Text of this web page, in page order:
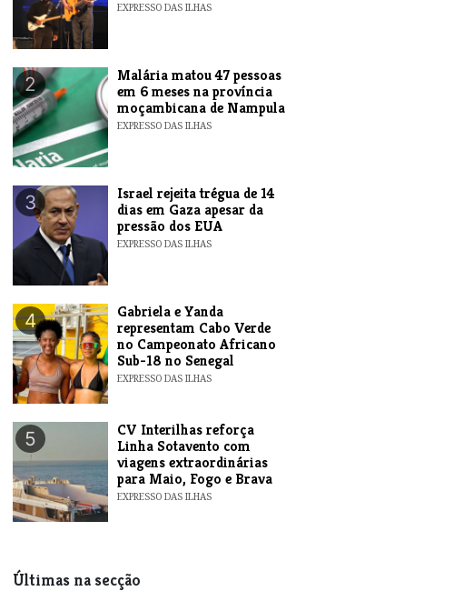
EXPRESSO DAS ILHAS
2
​Malária matou 47 pessoas
em 6 meses na província
moçambicana de Nampula
EXPRESSO DAS ILHAS
3
​Israel rejeita trégua de 14
dias em Gaza apesar da
pressão dos EUA
EXPRESSO DAS ILHAS
4
Gabriela e Yanda
representam Cabo Verde
no Campeonato Africano
Sub-18 no Senegal
EXPRESSO DAS ILHAS
5
​CV Interilhas reforça
Linha Sotavento com
viagens extraordinárias
para Maio, Fogo e Brava
EXPRESSO DAS ILHAS
Últimas na secção